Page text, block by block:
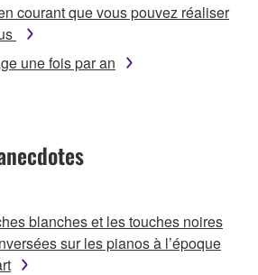
courant que vous pouvez réaliser
une fois par an
blanches et les touches noires
sur les pianos à l’époque